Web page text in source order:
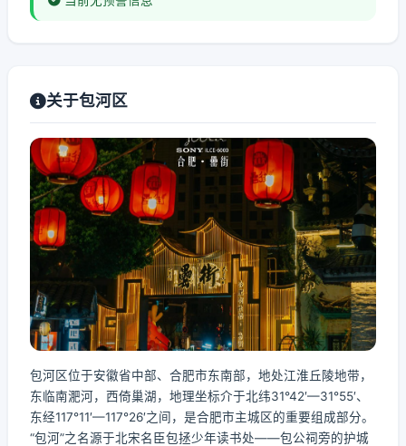
关于包河区
包河区位于安徽省中部、合肥市东南部，地处江淮丘陵地带，
东临南淝河，西倚巢湖，地理坐标介于北纬31°42′—31°55′、
东经117°11′—117°26′之间，是合肥市主城区的重要组成部分。
“包河”之名源于北宋名臣包拯少年读书处——包公祠旁的护城